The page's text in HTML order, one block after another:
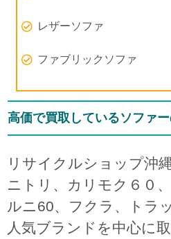
レザーソファ
ファブリックソファ
高価で買取しているソファ
リサイクルショップ沖
ニトリ、カリモク６０
ルニ60、フクラ、トラ
人気ブランドを中心に